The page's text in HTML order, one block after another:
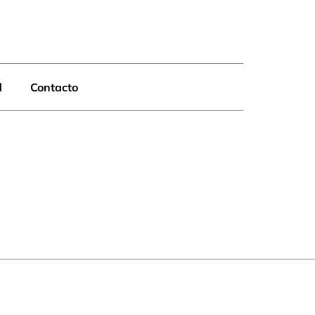
Contacto